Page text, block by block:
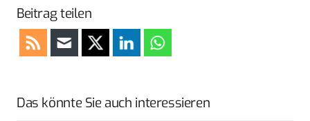
Beitrag teilen
Das könnte Sie auch interessieren